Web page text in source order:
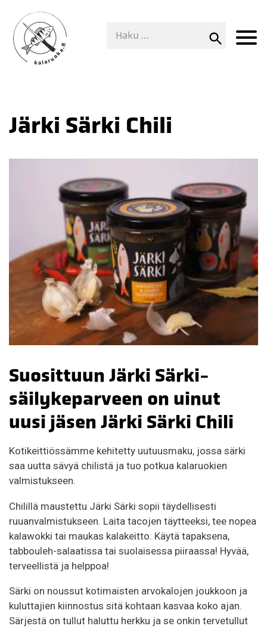
Järki Särki Chili
Suosittuun Järki Särki-
säilykeparveen on uinut
uusi jäsen Järki Särki Chili
Kotikeittiössämme kehitetty uutuusmaku, jossa särki
saa uutta sävyä chilistä ja tuo potkua kalaruokien
valmistukseen.
Chilillä maustettu Järki Särki sopii täydellisesti
ruuanvalmistukseen. Laita tacojen täytteeksi, tee nopea
kalawokki tai maukas kalakeitto. Käytä tapaksena,
tabbouleh-salaatissa tai suolaisessa piiraassa! Hyvää,
terveellistä ja helppoa!
Särki on noussut kotimaisten arvokalojen joukkoon ja
kuluttajien kiinnostus sitä kohtaan kasvaa koko ajan.
Särjestä on tullut haluttu herkku ja se onkin tervetullut